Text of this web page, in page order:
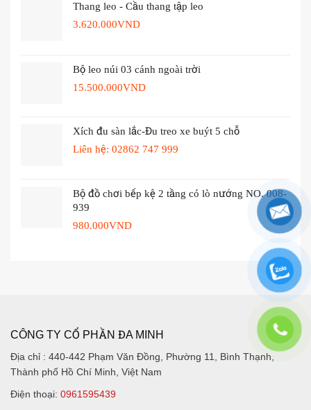
Thang leo - Cầu thang tập leo
3.620.000VND
Bộ leo núi 03 cánh ngoài trời
15.500.000VND
Xích đu sàn lắc-Đu treo xe buýt 5 chỗ
Liên hệ: 02862 747 999
Bộ đồ chơi bếp kệ 2 tầng có lò nướng NO. 008-
939
980.000VND
CÔNG TY CỔ PHẦN ĐA MINH
Địa chỉ : 440-442 Phạm Văn Đồng, Phường 11, Bình Thạnh,
Thành phố Hồ Chí Minh, Việt Nam
Điện thoại: 0961595439